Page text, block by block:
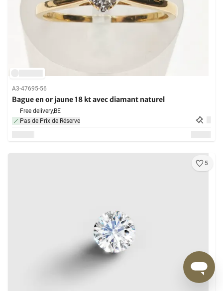
A3-47695-56
Bague en or jaune 18 kt avec diamant naturel
Free delivery,BE
Pas de Prix de Réserve
5